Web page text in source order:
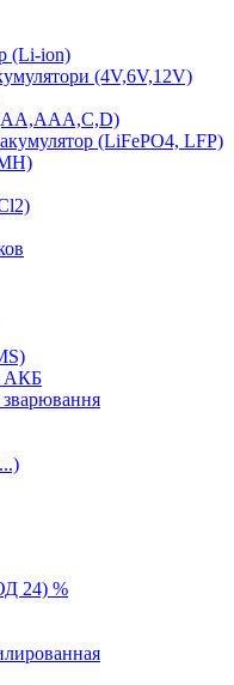
(Li-ion)
(4V,6V,12V)
(AA,AAA,C,D)
(LiFePO4, LFP)
АКБ
зварювання
%